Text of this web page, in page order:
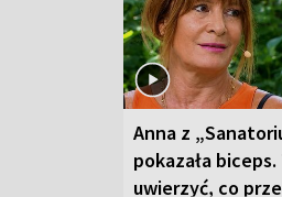
Anna z
pokazała
uwierzyć, co